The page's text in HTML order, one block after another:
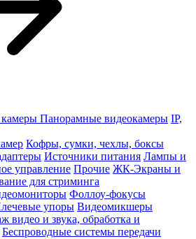
Панорамные видеокамеры IP,
Кофры, сумки, чехлы, боксы
Источники питания Лампы и
управление Прочие ЖК-Экраны и
для стриминга
Фоллоу-фокусы
упоры Видеомикшеры
видео и звука, обработка и
Беспроводные системы передачи